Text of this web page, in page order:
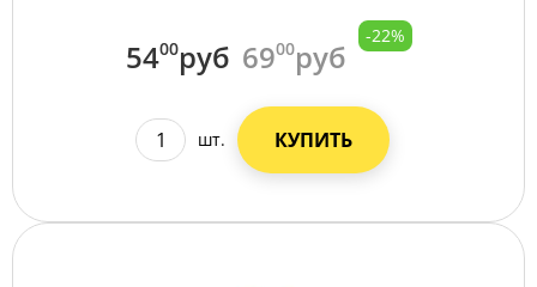
5400руб 6900руб
-22%
шт. КУПИТЬ